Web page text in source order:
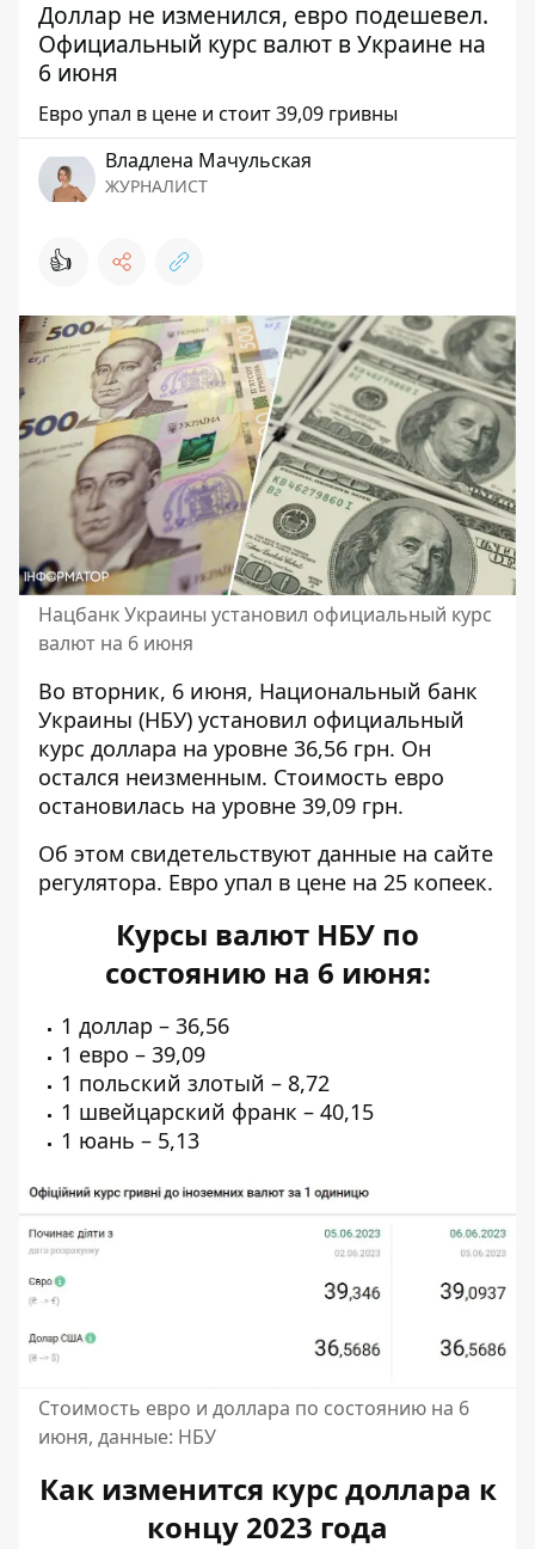
Доллар не изменился, евро подешевел.
Официальный курс валют в Украине на
6 июня
Евро упал в цене и стоит 39,09 гривны
Владлена Мачульская
ЖУРНАЛИСТ
👍
Нацбанк Украины установил официальный курс
валют на 6 июня
Во вторник, 6 июня, Национальный банк
Украины (НБУ) установил официальный
курс доллара на уровне 36,56 грн. Он
остался неизменным. Стоимость евро
остановилась на уровне 39,09 грн.
Об этом свидетельствуют данные на сайте
регулятора. Евро упал в цене на 25 копеек.
Курсы валют НБУ по
состоянию на 6 июня:
1 доллар – 36,56
1 евро – 39,09
1 польский злотый – 8,72
1 швейцарский франк – 40,15
1 юань – 5,13
Стоимость евро и доллара по состоянию на 6
июня, данные: НБУ
Как изменится курс доллара к
концу 2023 года